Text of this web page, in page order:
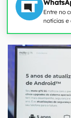
Entre no
notícias e